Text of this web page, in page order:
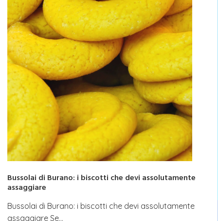
Bussolai di Burano: i biscotti che devi assolutamente
assaggiare
Bussolai di Burano: i biscotti che devi assolutamente
assaggiare Se…